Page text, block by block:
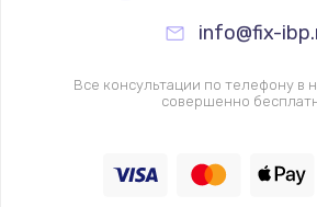
700 руб.
Замена ТЭНа
info@fix-
Все консультации по телефону в
совершенно